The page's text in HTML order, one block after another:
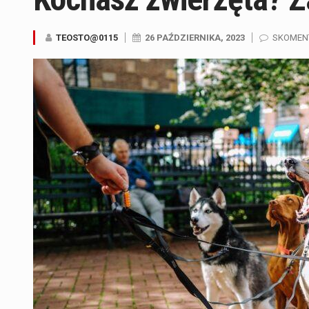
TEOSTO@0115 26 PAŹDZIERNIKA, 2023